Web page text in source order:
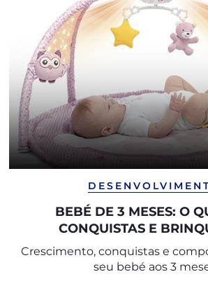
BEBÉ DE 3 MESES: O
CONQUISTAS E
ADEQUADOS
Crescimento, conquistas e
seu bebé aos 3